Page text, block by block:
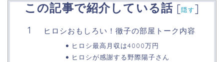
この記事で紹介している話 [隠す]
ヒロシおもしろい！徹子の部屋トーク内容
ヒロシ最高月収は4000万円
ヒロシが感謝する野際陽子さん